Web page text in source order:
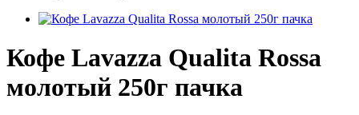
Кофе Lavazza Qualita Rossa
молотый 250г пачка